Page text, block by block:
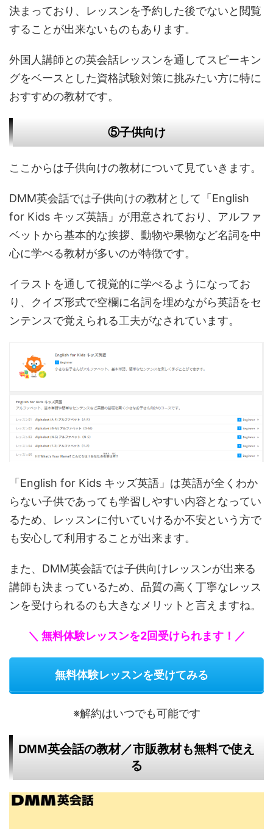
決まっており、レッスンを予約した後でないと閲覧
することが出来ないものもあります。
外国人講師との英会話レッスンを通してスピーキン
グをベースとした資格試験対策に挑みたい方に特に
おすすめの教材です。
⑤子供向け
ここからは子供向けの教材について見ていきます。
DMM英会話では子供向けの教材として「English
for Kids キッズ英語」が用意されており、アルファ
ベットから基本的な挨拶、動物や果物など名詞を中
心に学べる教材が多いのが特徴です。
イラストを通して視覚的に学べるようになってお
り、クイズ形式で空欄に名詞を埋めながら英語をセ
ンテンスで覚えられる工夫がなされています。
「English for Kids キッズ英語」は英語が全くわか
らない子供であっても学習しやすい内容となってい
るため、レッスンに付いていけるか不安という方で
も安心して利用することが出来ます。
また、DMM英会話では子供向けレッスンが出来る
講師も決まっているため、品質の高く丁寧なレッス
ンを受けられるのも大きなメリットと言えますね。
＼ 無料体験レッスンを2回受けられます！／
無料体験レッスンを受けてみる
※解約はいつでも可能です
DMM英会話の教材／市販教材も無料で使え
る